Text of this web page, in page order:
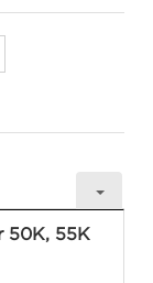
50K, 55K